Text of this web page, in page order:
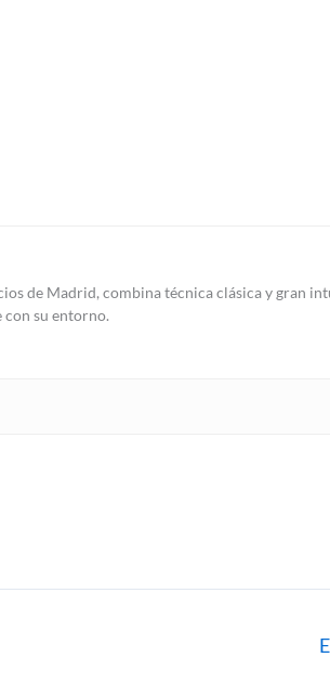
de Madrid, combina técnica clásica y gran
con su entorno.